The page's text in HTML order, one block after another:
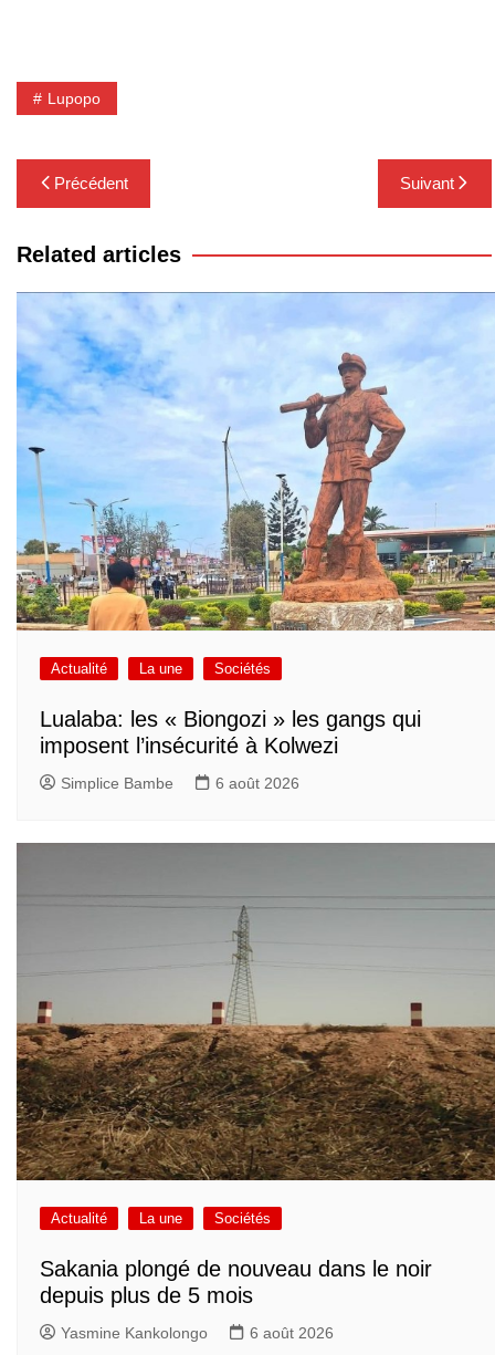
Lupopo
Navigation
de
l’article
Précédent Suivant
Related articles
Actualité La une Sociétés
Lualaba: les « Biongozi » les gangs qui
imposent l’insécurité à Kolwezi
Simplice Bambe 6 août 2026
Actualité La une Sociétés
Sakania plongé de nouveau dans le noir
depuis plus de 5 mois
Yasmine Kankolongo 6 août 2026